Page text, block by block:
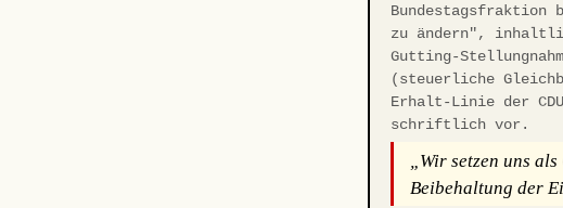
Bundestagsfraktion
zu ändern",
Gutting-
(steuerliche
Erhalt-Linie der
schriftlich vor.
„Wir setzen uns
Beibehaltung der